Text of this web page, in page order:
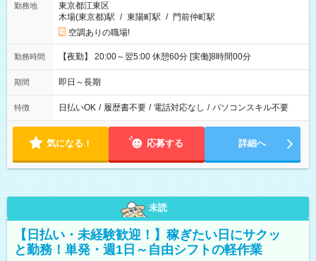
勤務地
東京都江東区
木場(東京都)駅 / 東陽町駅 / 門前仲町駅
空調ありの職場!
勤務時間 【夜勤】 20:00～翌5:00 休憩60分 [実働]8時間00分
期間 即日～長期
特徴 日払いOK / 履歴書不要 / 電話対応なし / パソコンスキル不要
気になる！ 応募する 詳細へ
未読
【日払い・未経験歓迎！】稼ぎたい日にサクッ
と勤務！単発・週1日～自由シフトの軽作業